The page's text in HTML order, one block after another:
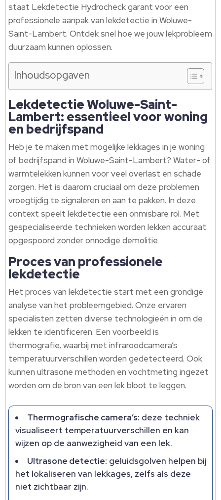
staat Lekdetectie Hydrocheck garant voor een
professionele aanpak van lekdetectie in Woluwe-
Saint-Lambert. Ontdek snel hoe we jouw lekprobleem
duurzaam kunnen oplossen.
Inhoudsopgaven
Lekdetectie Woluwe-Saint-
Lambert: essentieel voor woning
en bedrijfspand
Heb je te maken met mogelijke lekkages in je woning
of bedrijfspand in Woluwe-Saint-Lambert? Water- of
warmtelekken kunnen voor veel overlast en schade
zorgen. Het is daarom cruciaal om deze problemen
vroegtijdig te signaleren en aan te pakken. In deze
context speelt lekdetectie een onmisbare rol. Met
gespecialiseerde technieken worden lekken accuraat
opgespoord zonder onnodige demolitie.
Proces van professionele
lekdetectie
Het proces van lekdetectie start met een grondige
analyse van het probleemgebied. Onze ervaren
specialisten zetten diverse technologieën in om de
lekken te identificeren. Een voorbeeld is
thermografie, waarbij met infraroodcamera’s
temperatuurverschillen worden gedetecteerd. Ook
kunnen ultrasone methoden en vochtmeting ingezet
worden om de bron van een lek bloot te leggen.
Thermografische camera’s: deze techniek
visualiseert temperatuurverschillen en kan
wijzen op de aanwezigheid van een lek.
Ultrasone detectie: geluidsgolven helpen bij
het lokaliseren van lekkages, zelfs als deze
niet zichtbaar zijn.